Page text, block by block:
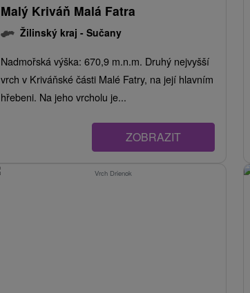
Malý Kriváň Malá Fatra
Žilinský kraj - Sučany
Nadmořská výška: 670,9 m.n.m. Druhý nejvyšší
vrch v Kriváňské části Malé Fatry, na její hlavním
hřebeni. Na jeho vrcholu je...
ZOBRAZIT